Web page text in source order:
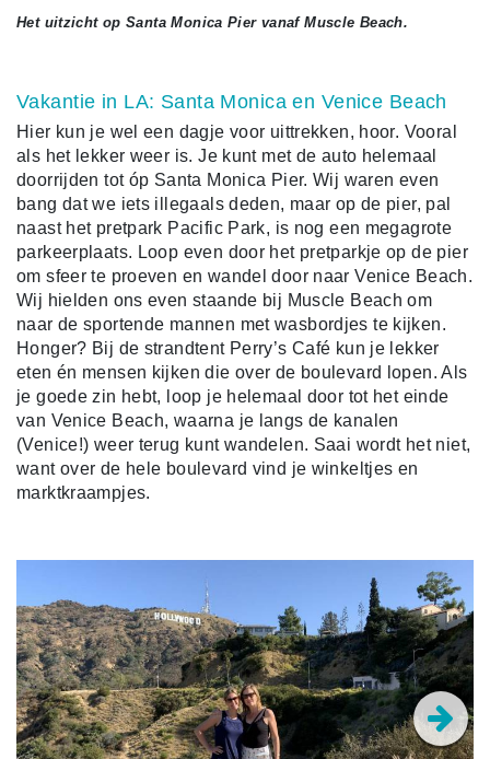
Het uitzicht op Santa Monica Pier vanaf Muscle Beach.
Vakantie in LA: Santa Monica en Venice Beach
Hier kun je wel een dagje voor uittrekken, hoor. Vooral
als het lekker weer is. Je kunt met de auto helemaal
doorrijden tot óp Santa Monica Pier. Wij waren even
bang dat we iets illegaals deden, maar op de pier, pal
naast het pretpark Pacific Park, is nog een megagrote
parkeerplaats. Loop even door het pretparkje op de pier
om sfeer te proeven en wandel door naar Venice Beach.
Wij hielden ons even staande bij Muscle Beach om
naar de sportende mannen met wasbordjes te kijken.
Honger? Bij de strandtent Perry’s Café kun je lekker
eten én mensen kijken die over de boulevard lopen. Als
je goede zin hebt, loop je helemaal door tot het einde
van Venice Beach, waarna je langs de kanalen
(Venice!) weer terug kunt wandelen. Saai wordt het niet,
want over de hele boulevard vind je winkeltjes en
marktkraampjes.